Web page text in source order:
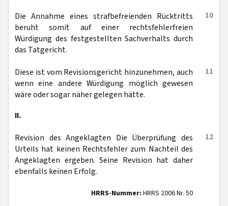
10
Die Annahme eines strafbefreienden Rücktritts
beruht somit auf einer rechtsfehlerfreien
Würdigung des festgestellten Sachverhalts durch
das Tatgericht.
11
Diese ist vom Revisionsgericht hinzunehmen, auch
wenn eine andere Würdigung möglich gewesen
wäre oder sogar näher gelegen hätte.
II.
12
Revision des Angeklagten Die Überprüfung des
Urteils hat keinen Rechtsfehler zum Nachteil des
Angeklagten ergeben. Seine Revision hat daher
ebenfalls keinen Erfolg.
HRRS-Nummer: HRRS 2006 Nr. 50